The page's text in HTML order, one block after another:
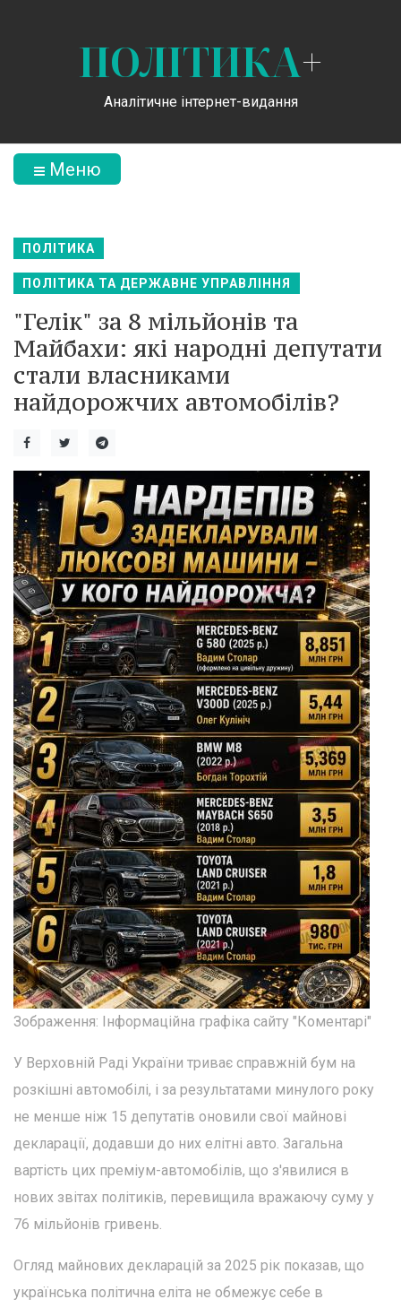
ПОЛІТИКА+
Аналітичне інтернет-видання
Меню
ПОЛІТИКА
ПОЛІТИКА ТА ДЕРЖАВНЕ УПРАВЛІННЯ
"Гелік" за 8 мільйонів та
Майбахи: які народні депутати
стали власниками
найдорожчих автомобілів?
Зображення: Інформаційна графіка сайту "Коментарі"
У Верховній Раді України триває справжній бум на
розкішні автомобілі, і за результатами минулого року
не менше ніж 15 депутатів оновили свої майнові
декларації, додавши до них елітні авто. Загальна
вартість цих преміум-автомобілів, що з'явилися в
нових звітах політиків, перевищила вражаючу суму у
76 мільйонів гривень.
Огляд майнових декларацій за 2025 рік показав, що
українська політична еліта не обмежує себе в